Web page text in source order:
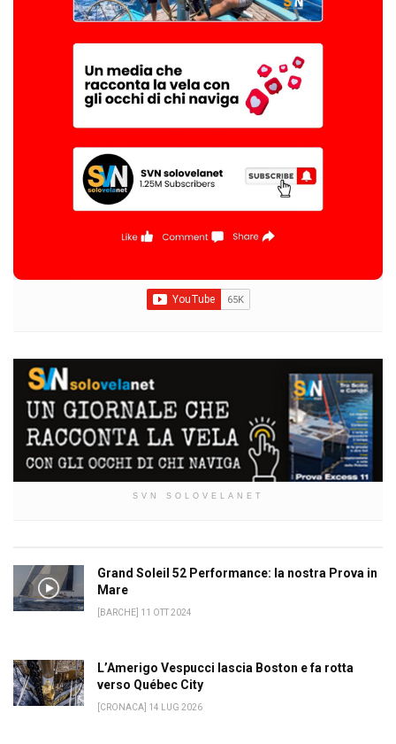
SVN SOLOVELANET
Grand Soleil 52 Performance: la nostra Prova in
Mare
[BARCHE] 11 OTT 2024
L’Amerigo Vespucci lascia Boston e fa rotta
verso Québec City
[CRONACA] 14 LUG 2026